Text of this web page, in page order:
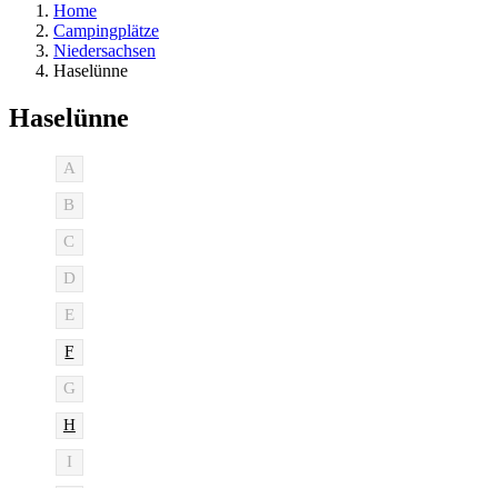
Home
Campingplätze
Niedersachsen
Haselünne
Haselünne
A
B
C
D
E
F
G
H
I